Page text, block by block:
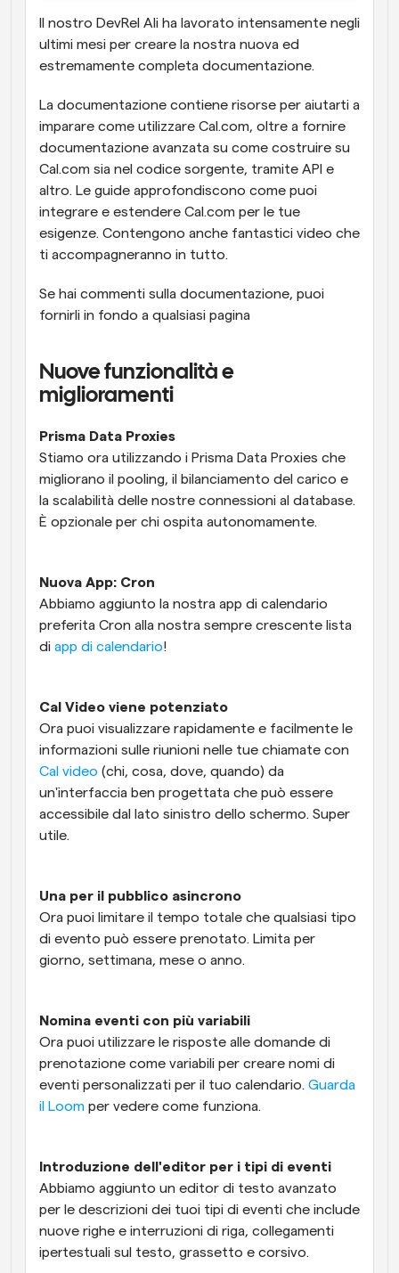
Il nostro DevRel Ali ha lavorato intensamente negli
ultimi mesi per creare la nostra nuova ed
estremamente completa documentazione.
La documentazione contiene risorse per aiutarti a
imparare come utilizzare Cal.com, oltre a fornire
documentazione avanzata su come costruire su
Cal.com sia nel codice sorgente, tramite API e
altro. Le guide approfondiscono come puoi
integrare e estendere Cal.com per le tue
esigenze. Contengono anche fantastici video che
ti accompagneranno in tutto.
Se hai commenti sulla documentazione, puoi
fornirli in fondo a qualsiasi pagina
Nuove funzionalità e
miglioramenti
Prisma Data Proxies
Stiamo ora utilizzando i Prisma Data Proxies che
migliorano il pooling, il bilanciamento del carico e
la scalabilità delle nostre connessioni al database.
È opzionale per chi ospita autonomamente.
Nuova App: Cron
Abbiamo aggiunto la nostra app di calendario
preferita Cron alla nostra sempre crescente lista
di app di calendario!
Cal Video viene potenziato
Ora puoi visualizzare rapidamente e facilmente le
Cal video (chi, cosa, dove, quando) da
un'interfaccia ben progettata che può essere
accessibile dal lato sinistro dello schermo. Super
utile.
Una per il pubblico asincrono
Ora puoi limitare il tempo totale che qualsiasi tipo
di evento può essere prenotato. Limita per
giorno, settimana, mese o anno.
Nomina eventi con più variabili
Ora puoi utilizzare le risposte alle domande di
prenotazione come variabili per creare nomi di
eventi personalizzati per il tuo calendario. Guarda
il Loom per vedere come funziona.
Introduzione dell'editor per i tipi di eventi
Abbiamo aggiunto un editor di testo avanzato
per le descrizioni dei tuoi tipi di eventi che include
nuove righe e interruzioni di riga, collegamenti
ipertestuali sul testo, grassetto e corsivo.